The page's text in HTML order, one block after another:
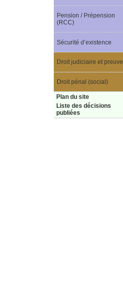
Pension / Prépension
(RCC)
Sécurité d’existence
Droit judiciaire et preuve
Droit pénal (social)
Plan du site
Liste des décisions
publiées